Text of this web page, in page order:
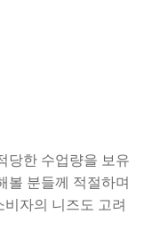
당한 수업량을 보유
볼 분들께 적절하며
자의 니즈도 고려